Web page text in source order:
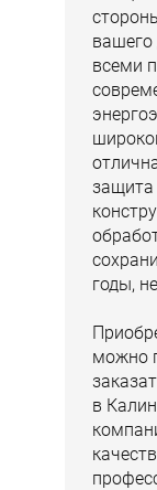
вашего
всеми
защита
годы,
можно
в